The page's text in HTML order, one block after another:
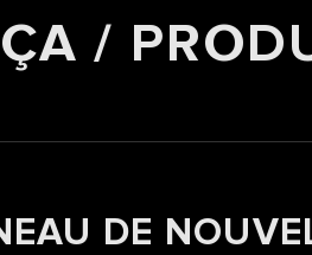
/
DE